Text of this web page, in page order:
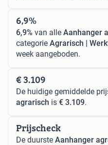
6,9%
6,9% van alle Aanhanger
categorie Agrarisch |
week aangeboden.
€ 3.109
De huidige gemiddelde
agrarisch is € 3.109.
Prijscheck
De duurste Aanhanger